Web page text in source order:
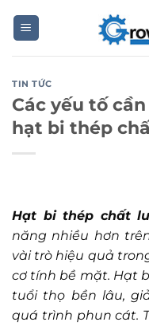
TIN TỨC
Các yếu tố
hạt bi thép
Hạt bi thép chất
năng nhiều hơn
vài trò hiệu quả
cơ tính bề mặt. Hạt
tuổi thọ bền lâu,
quá trình phun cát.